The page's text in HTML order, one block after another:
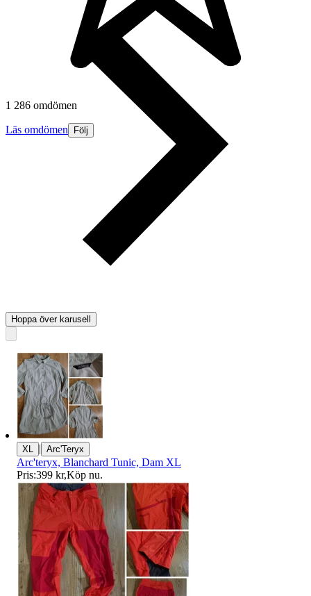
1 286 omdömen
Läs omdömen Följ
Hoppa över karusell
XL | Arc'Teryx
Arc'teryx, Blanchard Tunic, Dam XL
Pris:399 kr,Köp nu.